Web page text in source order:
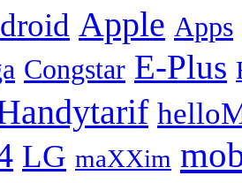
Apple Apps
Congstar E-Plus
LG maXXim